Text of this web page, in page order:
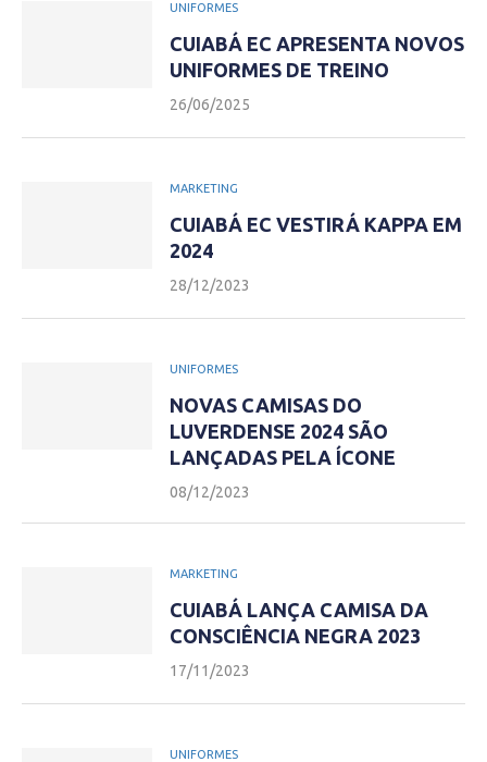
UNIFORMES
CUIABÁ EC APRESENTA NOVOS
UNIFORMES DE TREINO
26/06/2025
MARKETING
CUIABÁ EC VESTIRÁ KAPPA EM
2024
28/12/2023
UNIFORMES
NOVAS CAMISAS DO
LUVERDENSE 2024 SÃO
LANÇADAS PELA ÍCONE
08/12/2023
MARKETING
CUIABÁ LANÇA CAMISA DA
CONSCIÊNCIA NEGRA 2023
17/11/2023
UNIFORMES